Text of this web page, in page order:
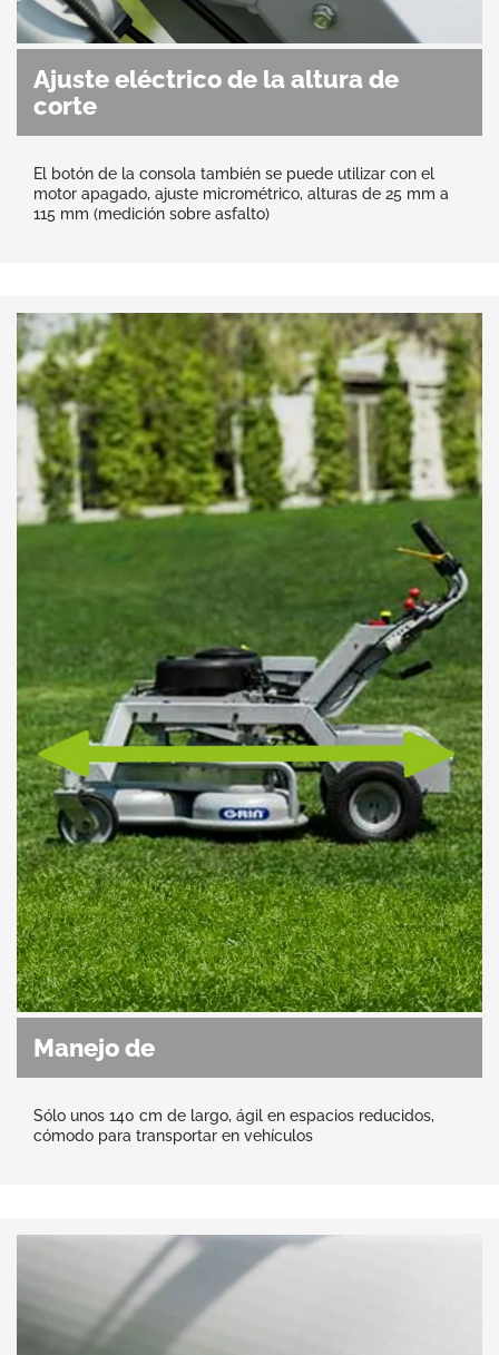
Ajuste eléctrico de la altura de
corte
El botón de la consola también se puede utilizar con el
motor apagado, ajuste micrométrico, alturas de 25 mm a
115 mm (medición sobre asfalto)
Manejo de
Sólo unos 140 cm de largo, ágil en espacios reducidos,
cómodo para transportar en vehículos